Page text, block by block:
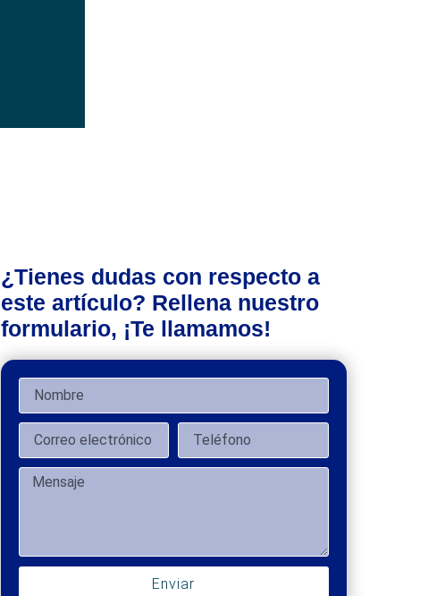
¿Tienes dudas con respecto a
este artículo? Rellena nuestro
formulario, ¡Te llamamos!
Enviar